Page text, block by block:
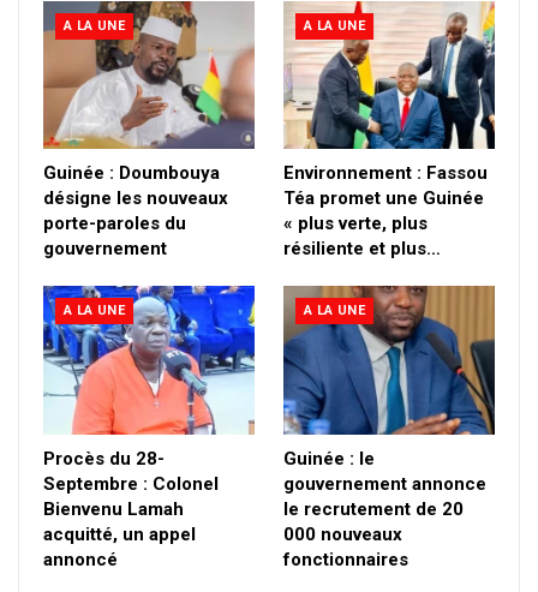
A LA UNE
Guinée : Doumbouya
désigne les nouveaux
porte-paroles du
gouvernement
A LA UNE
Environnement : Fassou
Téa promet une Guinée
« plus verte, plus
résiliente et plus…
A LA UNE
Procès du 28-
Septembre : Colonel
Bienvenu Lamah
acquitté, un appel
annoncé
A LA UNE
Guinée : le
gouvernement annonce
le recrutement de 20
000 nouveaux
fonctionnaires